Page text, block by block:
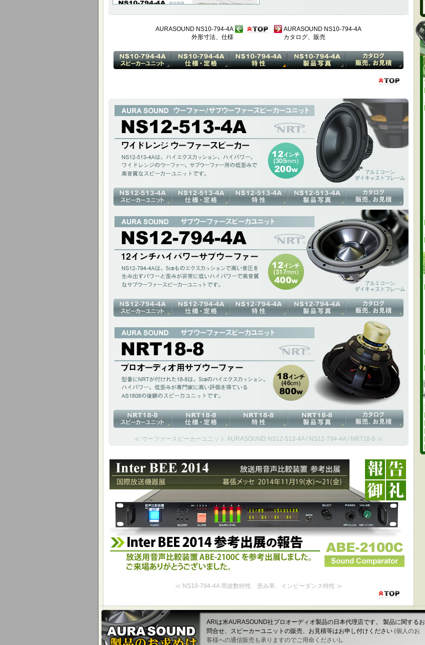
AURASOUND NS10-794-4A
外形寸法、仕様
AURASOUND NS10-794-4A
カタログ、販売
ワイドレンジ ウーファースピーカー
NS12-513-4Aは、ハイエクスカッション、ハイパワー、ワイドレンジのウーファー、サブウーファー用の低歪
みで高音質なスピーカーユニットです。
12インチ(305mm)200W / アルミコーン ダイキャストフレーム / NRT
12インチ ハイパワー サブウーファー
NS12-794-4Aは、5cmものエクスカッションで高い音圧を生み出すパワーと歪みが非常に低いハイパワーで高
音質なサブウーファースピーカーユニットです。
12インチ(317mm)400W / アルミコーン ダイキャストフレーム / NRT
プロオーディオ用サブウーファー
型番にNRTが付けれた18-8は、5cmのハイエクスカッション、ハイパワー、低歪みが専門家に高い評価を得て
いるAS1808の後継のスピーカユニットです。
18インチ(46cm)800W
≪ ウーファースピーカーユニット AURASOUND NS12-513-4A / NS12-794-4A / NRT18-8 ≫
Inter BEE 2014 参考出品の報告 - 幕張メッセ 2014年11月19日(水)～21日(金)
放送用音声比較装置 ABE-2100Cを国際放送機器展に参考出展しました。 ご来場ありがとうございました。
≪ NS10-794-4A 周波数特性、歪み率、インピーダンス特性 ≫
ARIは米AURASOUND社プロオーディオ製品の日本代理店です。 製品に関するお
問合せ、スピーカーユニットの販売、お見積等はお申し付けください (個人のお
客様への通信販売も承りますのでご用命ください)。